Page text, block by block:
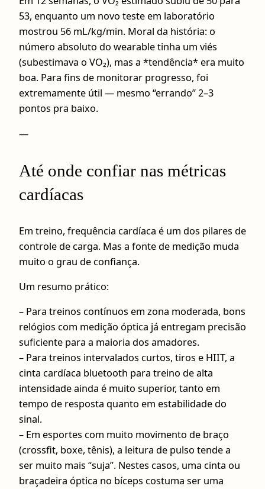
53, enquanto um novo teste em laboratório
mostrou 56 mL/kg/min. Moral da história: o
número absoluto do wearable tinha um viés
(subestimava o VO₂), mas a *tendência* era muito
boa. Para fins de monitorar progresso, foi
extremamente útil — mesmo “errando” 2–3
pontos pra baixo.
—
Até onde confiar nas métricas
cardíacas
Em treino, frequência cardíaca é um dos pilares de
controle de carga. Mas a fonte de medição muda
muito o grau de confiança.
Um resumo prático:
– Para treinos contínuos em zona moderada, bons
relógios com medição óptica já entregam precisão
suficiente para a maioria dos amadores.
– Para treinos intervalados curtos, tiros e HIIT, a
cinta cardíaca bluetooth para treino de alta
intensidade ainda é muito superior, tanto em
tempo de resposta quanto em estabilidade do
sinal.
– Em esportes com muito movimento de braço
(crossfit, boxe, tênis), a leitura de pulso tende a
ser muito mais “suja”. Nestes casos, uma cinta ou
braçadeira óptica no bíceps costuma ser uma